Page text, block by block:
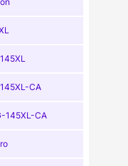
CA
145XL-CA